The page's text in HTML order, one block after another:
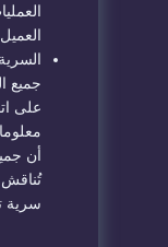
جميع
على
أن
سرية